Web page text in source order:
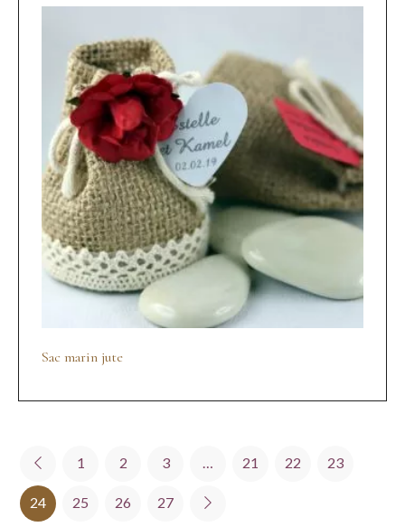
Sac marin jute
1 2 3 … 21 22 23
24 25 26 27